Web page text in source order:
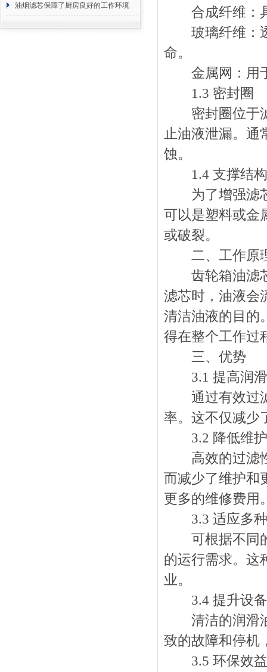
断
油烟滤芯保障了厨房良好的工作环境
合成纤维：具
玻璃纤维：透
命。
金属网：用于
1.3 密封圈
密封圈位于滤
止油液泄漏。通
蚀。
1.4 支撑结构
为了增强滤芯
可以是塑料或金
或破裂。
二、工作原
齿轮箱油滤芯
滤芯时，油液会
清洁油液的目的
得在整个工作过
三、优势
3.1 提高润滑
通过有效过滤
率。这不仅减少
3.2 降低维护
高效的过滤性
而减少了维护和
更多的维修费用
3.3 适应多种
可根据不同的
的运行需求。这
业。
3.4 提升设备
清洁的润滑油
致的故障和停机
3.5 环保效益